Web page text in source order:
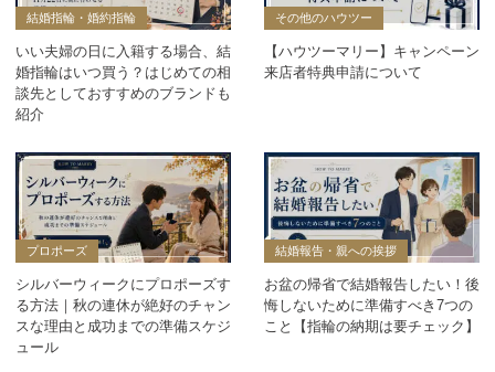
結婚指輪・婚約指輪
いい夫婦の日に入籍する場合、結
婚指輪はいつ買う？はじめての相
談先としておすすめのブランドも
紹介
その他のハウツー
【ハウツーマリー】キャンペーン
来店者特典申請について
プロポーズ
シルバーウィークにプロポーズす
る方法｜秋の連休が絶好のチャン
スな理由と成功までの準備スケジ
ュール
結婚報告・親への挨拶
お盆の帰省で結婚報告したい！後
悔しないために準備すべき7つの
こと【指輪の納期は要チェック】